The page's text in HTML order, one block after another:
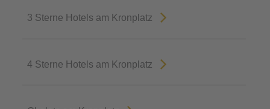
3 Sterne Hotels am Kronplatz
4 Sterne Hotels am Kronplatz